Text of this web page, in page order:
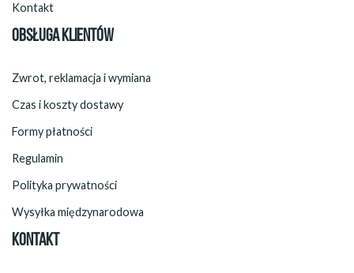
Kontakt
OBSŁUGA KLIENTÓW
Zwrot, reklamacja i wymiana
Czas i koszty dostawy
Formy płatności
Regulamin
Polityka prywatności
Wysyłka międzynarodowa
KONTAKT